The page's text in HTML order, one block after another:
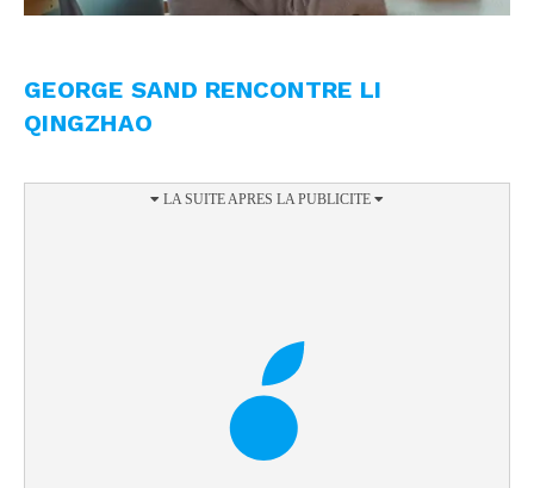
GEORGE SAND RENCONTRE LI
QINGZHAO